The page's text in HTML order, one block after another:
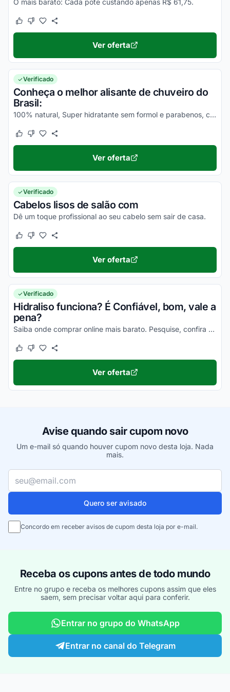
O mais barato: Cada pote custando apenas R$ 61,75.
Este cupom funcionou
Este cupom não funcionou
Ver oferta
Verificado
Conheça o melhor alisante de chuveiro do
Brasil:
100% natural, Super hidratante sem formol e parabenos, com efeitos imediatos. Veja os comentários de quem já usou!
Este cupom funcionou
Este cupom não funcionou
Ver oferta
Verificado
Cabelos lisos de salão com
Dê um toque profissional ao seu cabelo sem sair de casa.
Este cupom funcionou
Este cupom não funcionou
Ver oferta
Verificado
Hidraliso funciona? É Confiável, bom, vale a
pena?
Saiba onde comprar online mais barato. Pesquise, confira os comentários e constate a eficiência desse item!
Este cupom funcionou
Este cupom não funcionou
Ver oferta
Avise quando sair cupom novo
Um e-mail só quando houver cupom novo desta loja. Nada
mais.
Seu e-mail
Quero ser avisado
Concordo em receber avisos de cupom desta loja por e-mail.
Receba os cupons antes de todo mundo
Entre no grupo e receba os melhores cupons assim que eles
saem, sem precisar voltar aqui para conferir.
Entrar no grupo do WhatsApp
Entrar no canal do Telegram